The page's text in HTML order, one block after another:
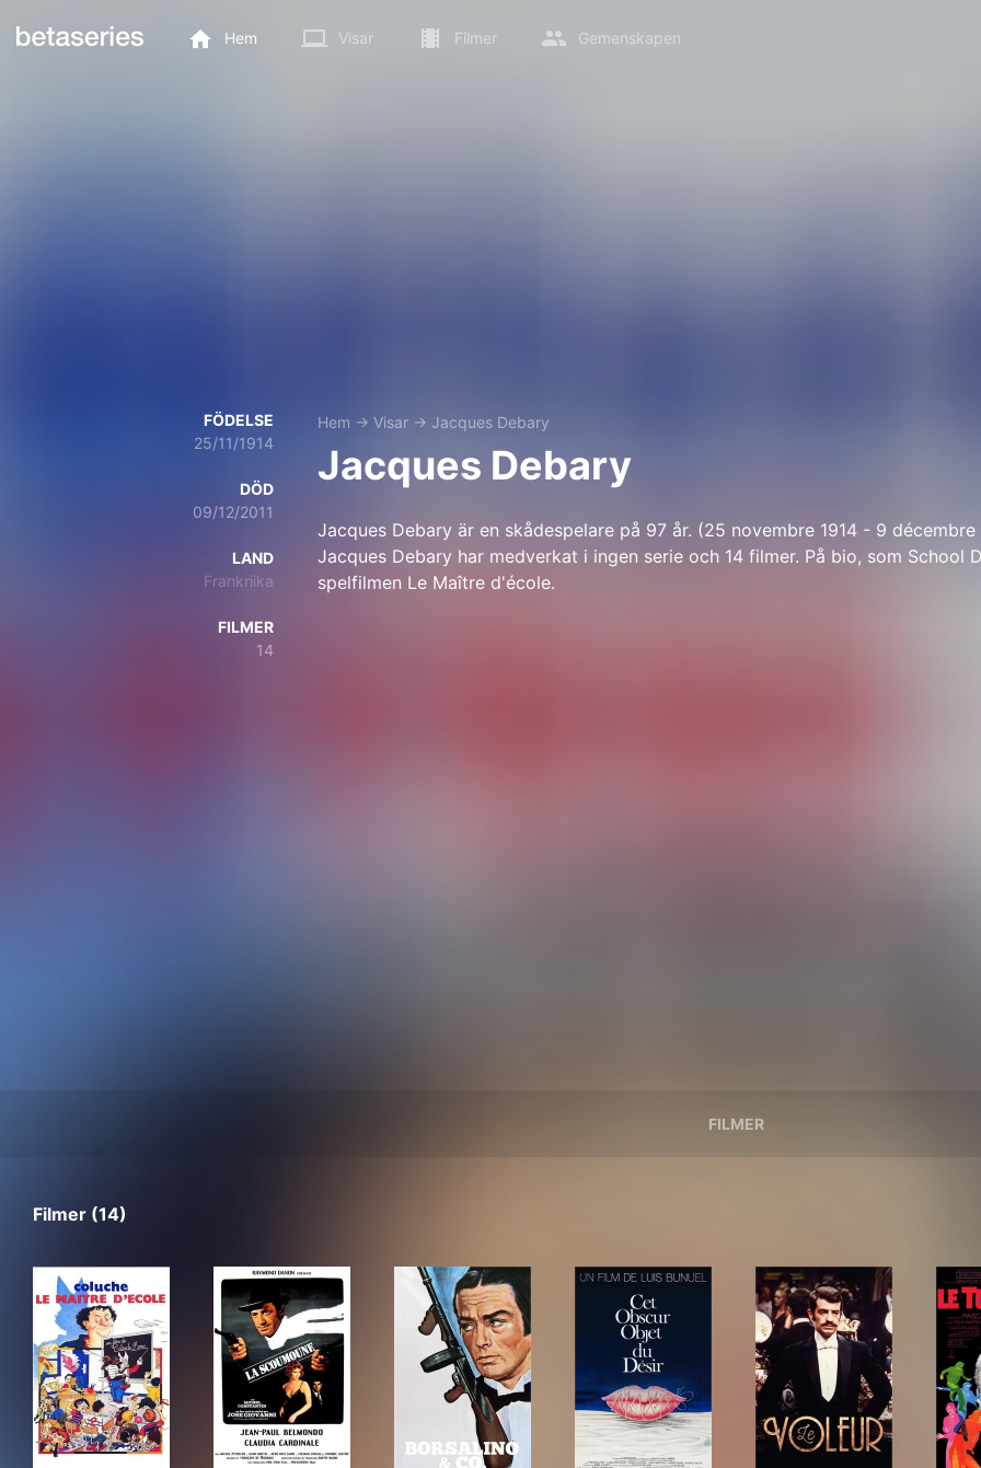
Hem Visar Filmer Gemenskapen
FÖDELSE
25/11/1914
DÖD
09/12/2011
LAND
Frankriika
FILMER
14
Hem → Visar → Jacques Debary
Jacques Debary
Jacques Debary är en skådespelare på 97 år. (25 novembre 1914 - 9 décembre
Jacques Debary har medverkat i ingen serie och 14 filmer. På bio, som School
spelfilmen Le Maître d'école.
FILMER
Filmer (14)